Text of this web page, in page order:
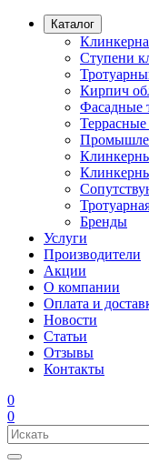
Каталог
Ступени
Кирпич
Фасадные
Бренды
Услуги
Производители
Акции
О компании
Оплата и
Новости
Статьи
Отзывы
Контакты
0
0